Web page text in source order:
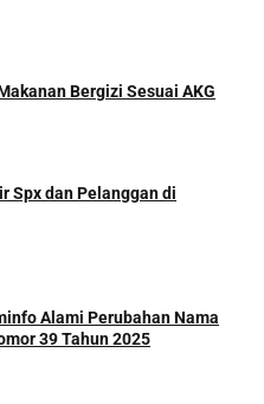
Bergizi Sesuai AKG
Spx dan Pelanggan di
Alami Perubahan Nama
39 Tahun 2025